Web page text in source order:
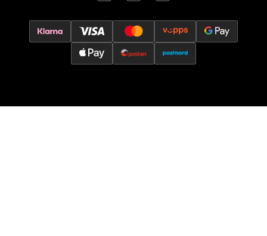
Storgata 6, 2050 Jessheim
Åpent i dag 10-21
Velg